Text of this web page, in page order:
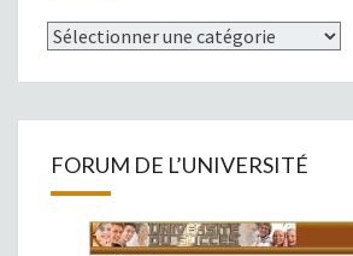
Catégories
FORUM DE L’UNIVERSITÉ